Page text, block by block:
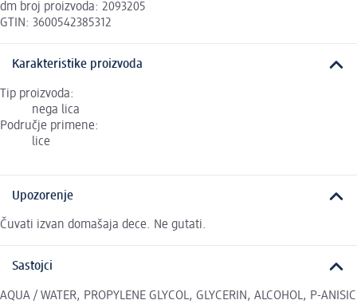
dm broj proizvoda: 2093205
GTIN: 3600542385312
Karakteristike proizvoda
Tip proizvoda:
nega lica
Područje primene:
lice
Upozorenje
Čuvati izvan domašaja dece. Ne gutati.
Sastojci
AQUA / WATER, PROPYLENE GLYCOL, GLYCERIN, ALCOHOL, P-ANISIC